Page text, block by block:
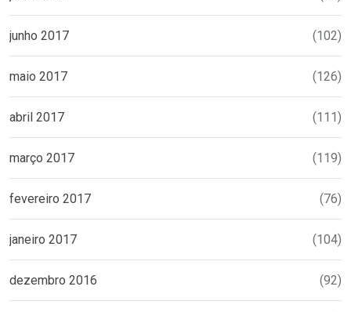
junho 2017 (102)
maio 2017 (126)
abril 2017 (111)
março 2017 (119)
fevereiro 2017 (76)
janeiro 2017 (104)
dezembro 2016 (92)